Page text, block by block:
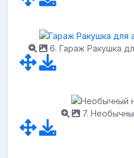
6. Гараж Ракушка
7.